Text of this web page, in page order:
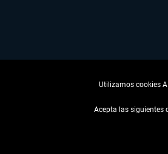
Utilizamos cookies
Acepta las siguientes